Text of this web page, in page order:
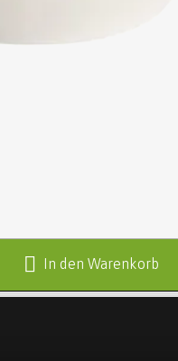
In den Warenkorb